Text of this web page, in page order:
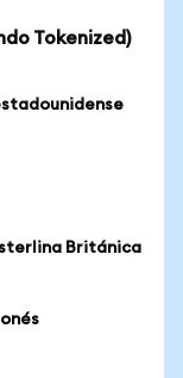
Tokenized)
Británica